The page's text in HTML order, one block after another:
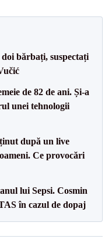
bărbați, suspectați
de 82 de ani. Și-a
unei tehnologii
după un live
Ce provocări
lui Sepsi. Cosmin
în cazul de dopaj